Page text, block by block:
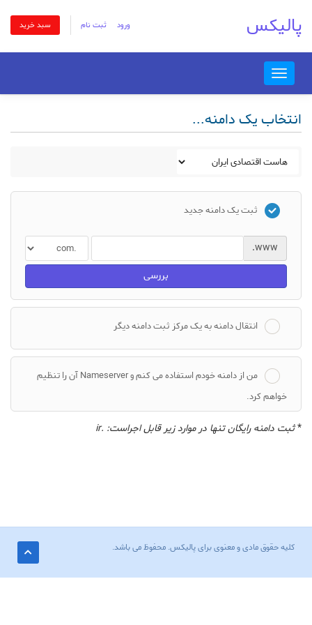
ورود ثبت نام سبد خرید پالیکس
Toggle
navigation
انتخاب یک دامنه...
ثبت یک دامنه جدید
www.
بررسی
انتقال دامنه به یک مرکز ثبت دامنه دیگر
من از دامنه خودم استفاده می کنم و Nameserver آن را تنظیم
خواهم کرد.
*ثبت دامنه رایگان تنها در موارد زیر قابل اجراست: .ir
کلیه حقوق مادی و معنوی برای پالیکس. محفوظ می باشد.